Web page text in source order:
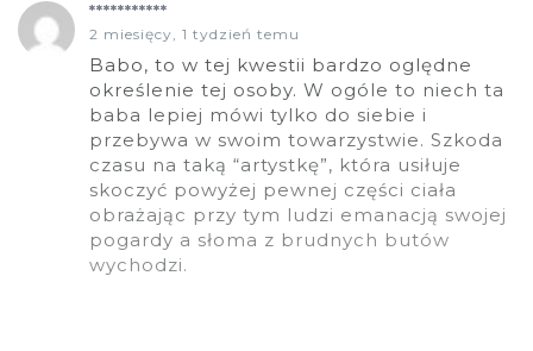
***********
2 miesięcy, 1 tydzień temu
Babo, to w tej kwestii bardzo oględne
określenie tej osoby. W ogóle to niech ta
baba lepiej mówi tylko do siebie i
przebywa w swoim towarzystwie. Szkoda
czasu na taką “artystkę”, która usiłuje
skoczyć powyżej pewnej części ciała
obrażając przy tym ludzi emanacją swojej
pogardy a słoma z brudnych butów
wychodzi.